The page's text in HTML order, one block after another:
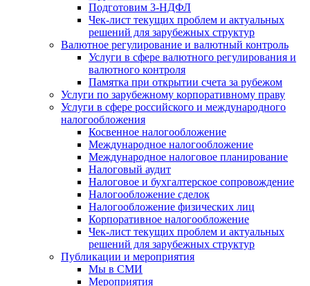
Подготовим 3-НДФЛ
Чек-лист текущих проблем и актуальных
решений для зарубежных структур
Валютное регулирование и валютный контроль
Услуги в сфере валютного регулирования и
валютного контроля
Памятка при открытии счета за рубежом
Услуги по зарубежному корпоративному праву
Услуги в сфере российского и международного
налогообложения
Косвенное налогообложение
Международное налогообложение
Международное налоговое планирование
Налоговый аудит
Налоговое и бухгалтерское сопровождение
Налогообложение сделок
Налогообложение физических лиц
Корпоративное налогообложение
Чек-лист текущих проблем и актуальных
решений для зарубежных структур
Публикации и мероприятия
Мы в СМИ
Мероприятия